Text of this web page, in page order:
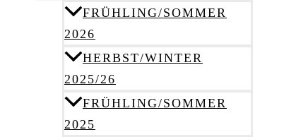
FRÜHLING/SOMMER
2026
HERBST/WINTER
2025/26
FRÜHLING/SOMMER
2025